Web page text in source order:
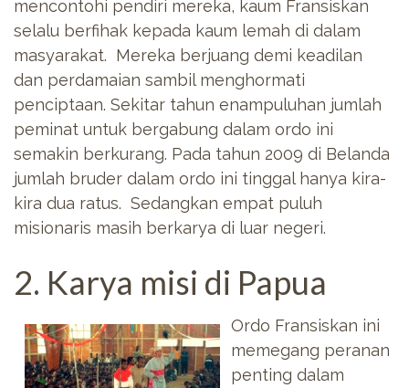
mencontohi pendiri mereka, kaum Fransiskan
selalu berfihak kepada kaum lemah di dalam
masyarakat. Mereka berjuang demi keadilan
dan perdamaian sambil menghormati
penciptaan. Sekitar tahun enampuluhan jumlah
peminat untuk bergabung dalam ordo ini
semakin berkurang. Pada tahun 2009 di Belanda
jumlah bruder dalam ordo ini tinggal hanya kira-
kira dua ratus. Sedangkan empat puluh
misionaris masih berkarya di luar negeri.
2. Karya misi di Papua
Ordo Fransiskan ini
memegang peranan
penting dalam